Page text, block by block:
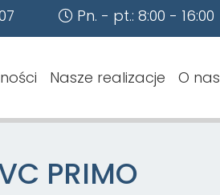
Pn. - pt.: 8:00 - 16:00
Nasze realizacje O nas
PRIMO